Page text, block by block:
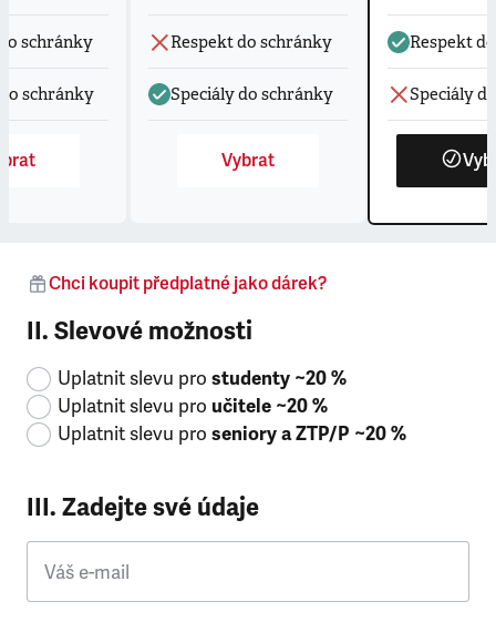
schránky
schránky
Respekt do schránky
Speciály do schránky
Vybrat
Respekt
Speciály
Chci koupit předplatné jako dárek?
II. Slevové možnosti
Uplatnit slevu pro studenty ~20 %
Uplatnit slevu pro učitele ~20 %
Uplatnit slevu pro seniory a ZTP/P ~20 %
III. Zadejte své údaje
Váš e-mail